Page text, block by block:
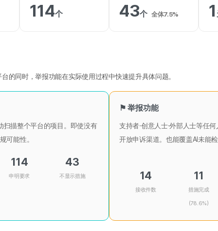
114个 43个 全体7.5% 1
的同时，举报功能在实际使用过程中快速提升具体问题。
扫描整个平台的项目。即使没有
可能性。
114
申明要求
43
不显示措施
⚑ 举报功能
支持者·创意人士·外部人士等任
开放申诉渠道。也能覆盖AI未能
14
接收件数
11
措施完成
(78.6%)